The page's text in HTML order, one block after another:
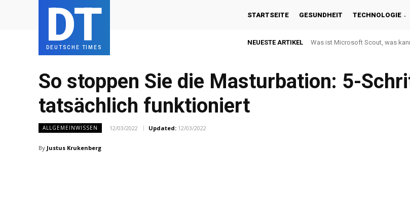
DT
DEUTSCHE TIMES
STARTSEITE GESUNDHEIT TECHNOLOGIE
NEUESTE ARTIKEL Was ist Microsoft Scout, was
So stoppen Sie die Masturbation: 5-
tatsächlich funktioniert
ALLGEMEINWISSEN 12/03/2022 Updated: 12/03/2022
By Justus Krukenberg